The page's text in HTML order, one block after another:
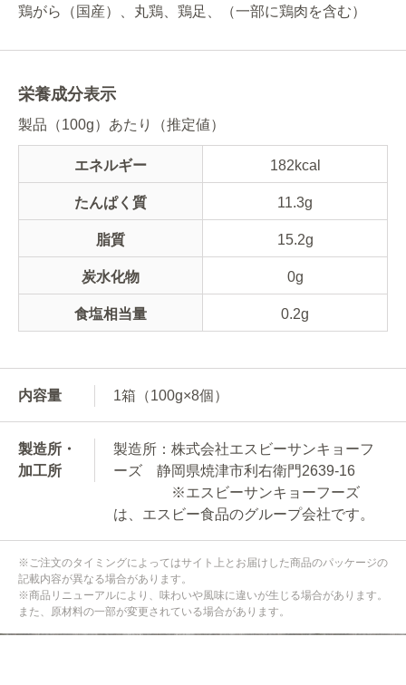
鶏がら（国産）、丸鶏、鶏足、（一部に鶏肉を含む）
栄養成分表示
製品（100g）あたり（推定値）
エネルギー 182kcal
たんぱく質 11.3g
脂質 15.2g
炭水化物 0g
食塩相当量 0.2g
内容量 1箱（100g×8個）
製造所・
加工所
製造所：株式会社エスビーサンキョーフ
ーズ 静岡県焼津市利右衛門2639-16
※エスビーサンキョーフーズ
は、エスビー食品のグループ会社です。
※ご注文のタイミングによってはサイト上とお届けした商品のパッケージの
記載内容が異なる場合があります。
※商品リニューアルにより、味わいや風味に違いが生じる場合があります。
また、原材料の一部が変更されている場合があります。